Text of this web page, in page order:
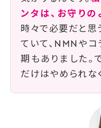
ンタは、お守りの
時々で必要だと思
ていて、NMNや
期もありました。
だけはやめられな